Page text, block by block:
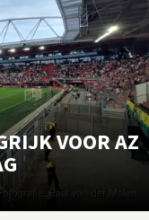
VOOR AZ